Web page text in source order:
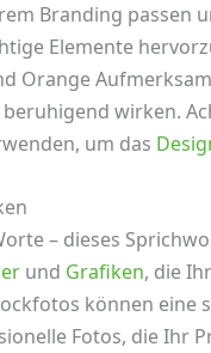
Branding passen
Elemente
Orange
wirken.
um das
– dieses
und Grafiken, die
können eine
Fotos, die Ihr